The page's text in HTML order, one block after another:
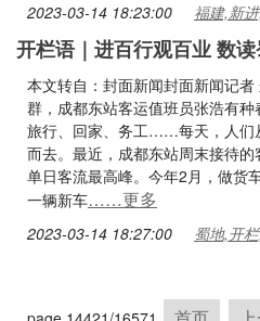
2023-03-14 18:23:00 福建,新
开栏语｜进百行观百业 数
本文转自：封面新闻封面新闻记
群，成都东站客运值班员张浩有种
旅行、回家、务工……每天，人们
而去。最近，成都东站周末接待
单日客流最高峰。今年2月，做货
一辆新车……更多
2023-03-14 18:27:00 蜀地,开